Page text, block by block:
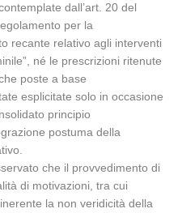
dall’art. 20 del
per la
recante relativo agli interventi
né le prescrizioni ritenute
poste a base
esplicitate solo in occasione
principio
postuma della
che il provvedimento di
di motivazioni, tra cui
la non veridicità della